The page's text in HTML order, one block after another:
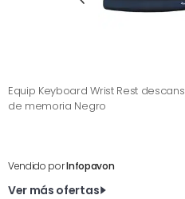
Equip Keyboard Wrist Rest
de memoria Negro
Vendido porInfopavon
Ver más ofertas